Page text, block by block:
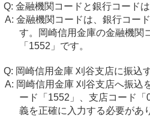
金融機関コードと銀行コード
金融機関コードは、銀行コー
す。岡崎信用金庫の金融機関
「1552」です。
岡崎信用金庫 刈谷支店に振込
岡崎信用金庫 刈谷支店へ振込
ード「1552」、支店コード
義を正確に入力する必要があ